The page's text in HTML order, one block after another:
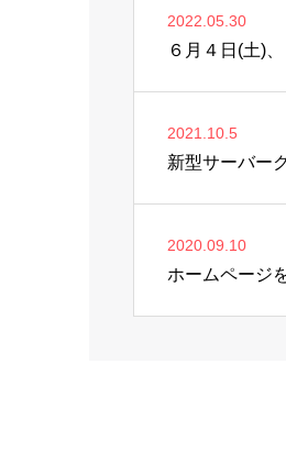
2022.05.30
６月４日(土)
2021.10.5
新型サーバー
2020.09.10
ホームページ